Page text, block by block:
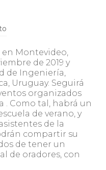
en Montevideo,
de 2019 y
de Ingeniería,
Uruguay. Seguirá
organizados
. Como tal, habrá un
de verano, y
de la
compartir su
de tener un
de oradores, con